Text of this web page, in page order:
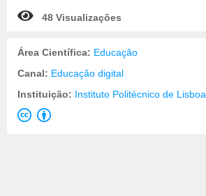
48 Visualizações
Área Científica: Educação
Canal: Educação digital
Instituição: Instituto Politécnico de Lisboa